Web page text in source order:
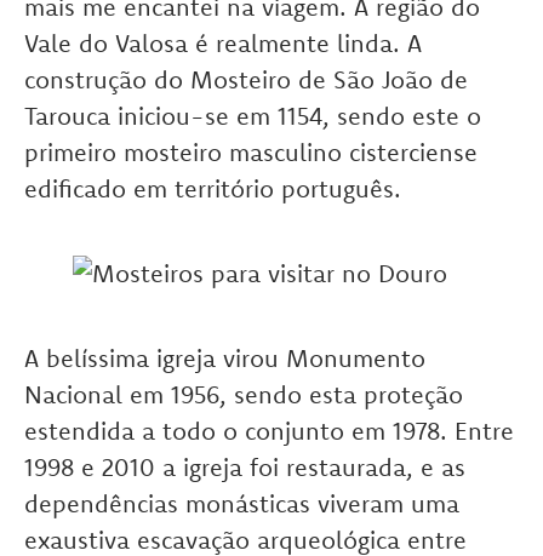
mais me encantei na viagem. A região do
Vale do Valosa é realmente linda. A
construção do Mosteiro de São João de
Tarouca iniciou-se em 1154, sendo este o
primeiro mosteiro masculino cisterciense
edificado em território português.
A belíssima igreja virou Monumento
Nacional em 1956, sendo esta proteção
estendida a todo o conjunto em 1978. Entre
1998 e 2010 a igreja foi restaurada, e as
dependências monásticas viveram uma
exaustiva escavação arqueológica entre